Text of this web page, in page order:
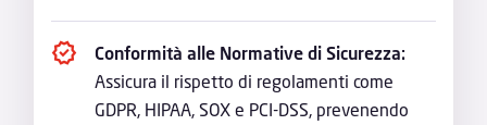
Conformità alle Normative di Sicurezza:
Assicura il rispetto di regolamenti come
GDPR, HIPAA, SOX e PCI-DSS, prevenendo